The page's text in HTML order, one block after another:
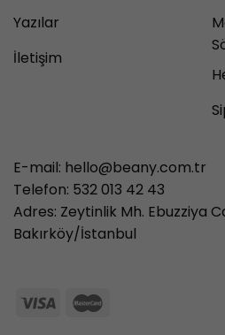
Yazılar
İletişim
E-mail: hello@beany.com.tr
Telefon: 532 013 42 43
Adres: Zeytinlik Mh. Ebuzziya
Bakırköy/İstanbul